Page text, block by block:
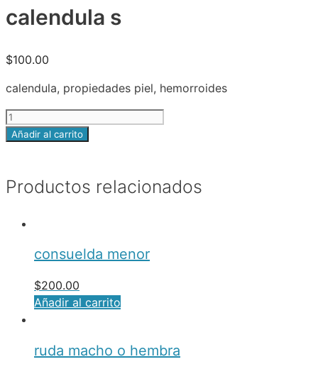
calendula s
$100.00
calendula, propiedades piel, hemorroides
calendula
Añadir al carrito
Productos relacionados
consuelda menor
$200.00
Añadir al carrito
ruda macho o hembra